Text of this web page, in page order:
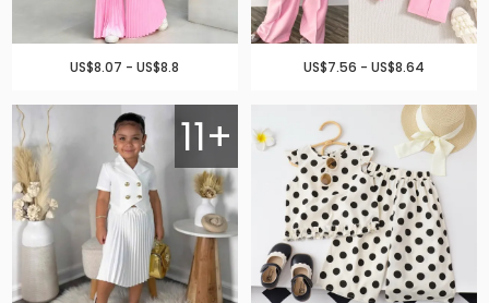
US$8.07 - US$8.8 US$7.56 - US$8.64
11+